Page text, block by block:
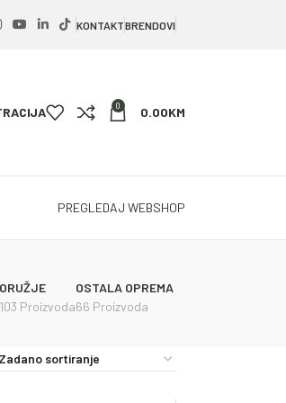
KONTAKTBRENDOVI
0 0.00KM
PREGLEDAJ WEBSHOP
ORUŽJE
103 Proizvoda
OSTALA OPREMA
66 Proizvoda